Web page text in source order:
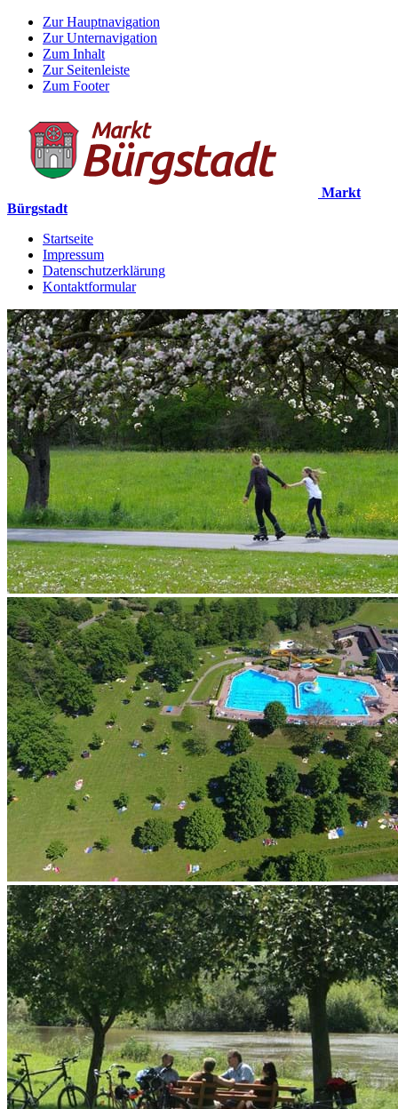
Zur Hauptnavigation
Zur Unternavigation
Zum Inhalt
Zur Seitenleiste
Zum Footer
Markt
Bürgstadt
Startseite
Impressum
Datenschutzerklärung
Kontaktformular